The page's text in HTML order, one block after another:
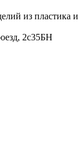
из пластика и
2с35БН